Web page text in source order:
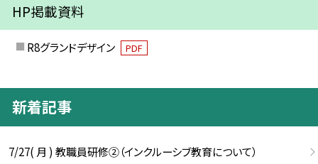
HP掲載資料
R8グランドデザイン PDF
新着記事
7/27( 月 ) 教職員研修②（インクルーシブ教育について）